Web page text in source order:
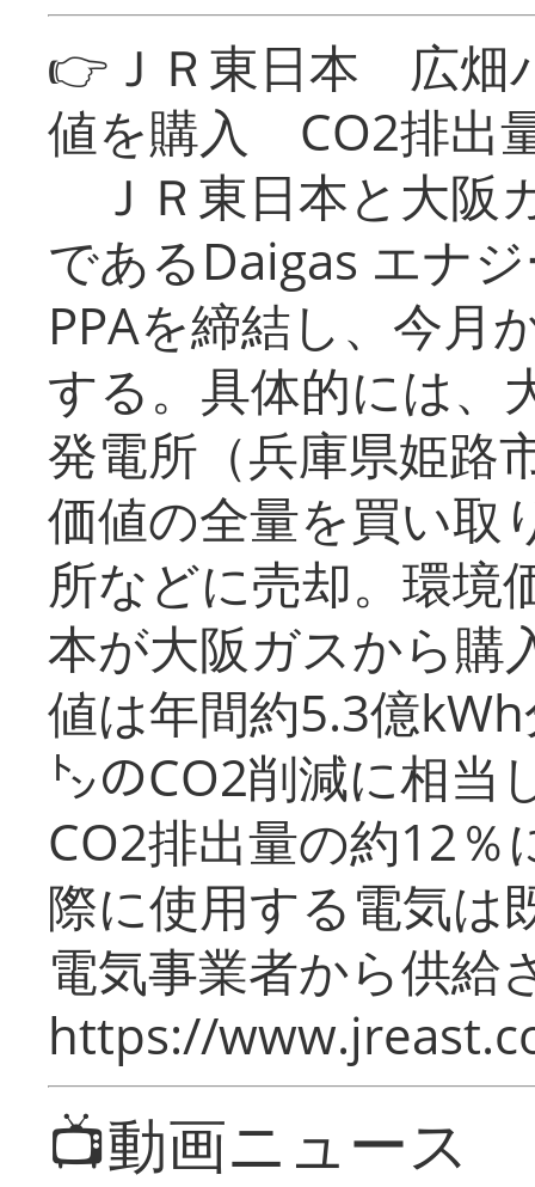
👉ＪＲ東日本 広畑
値を購入 CO2排出
ＪＲ東日本と大阪
であるDaigas エナ
PPAを締結し、今月
する。具体的には、
発電所（兵庫県姫路
価値の全量を買い取
所などに売却。環境
本が大阪ガスから購
値は年間約5.3億
㌧のCO2削減に相当
CO2排出量の約12％
際に使用する電気は
電気事業者から供給
https://
📺動画ニュース